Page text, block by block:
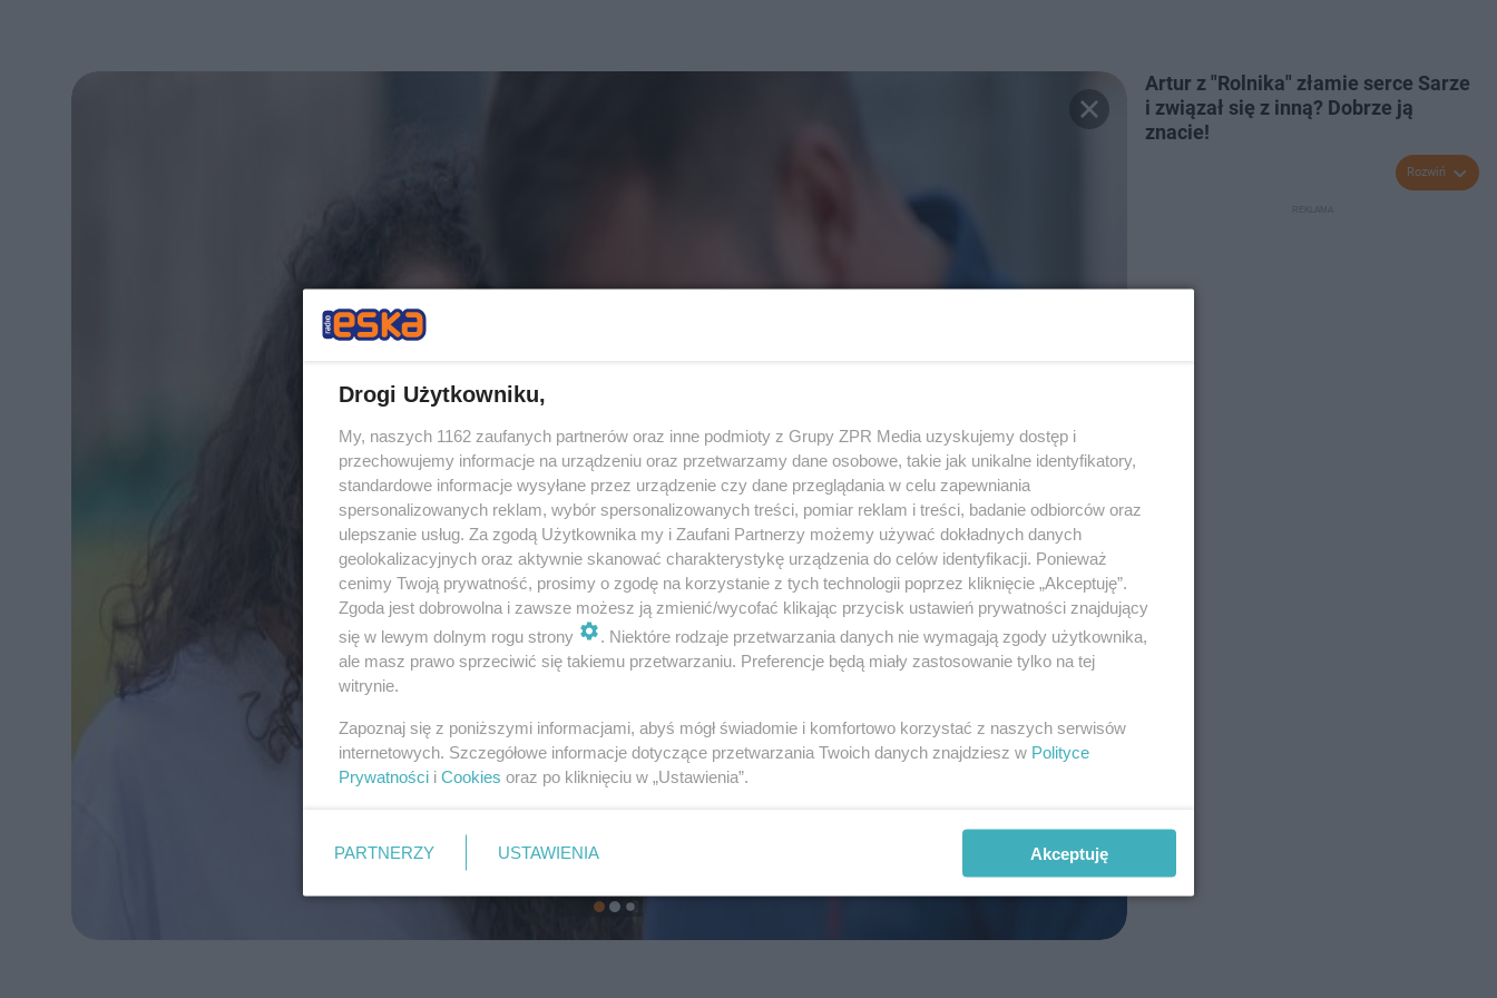
Artur z "Rolnika" złamie serce Sarze
i związał się z inną? Dobrze ją
znacie!
Rozwiń
Drogi Użytkowniku,
My, naszych 1162 zaufanych partnerów oraz inne podmioty z Grupy ZPR Media uzyskujemy dostęp i
przechowujemy informacje na urządzeniu oraz przetwarzamy dane osobowe, takie jak unikalne identyfikatory,
standardowe informacje wysyłane przez urządzenie czy dane przeglądania w celu zapewniania
spersonalizowanych reklam, wybór spersonalizowanych treści, pomiar reklam i treści, badanie odbiorców oraz
ulepszanie usług. Za zgodą Użytkownika my i Zaufani Partnerzy możemy używać dokładnych danych
geolokalizacyjnych oraz aktywnie skanować charakterystykę urządzenia do celów identyfikacji. Ponieważ
cenimy Twoją prywatność, prosimy o zgodę na korzystanie z tych technologii poprzez kliknięcie „Akceptuję”.
Zgoda jest dobrowolna i zawsze możesz ją zmienić/wycofać klikając przycisk ustawień prywatności znajdujący
się w lewym dolnym rogu strony
. Niektóre rodzaje przetwarzania danych nie wymagają zgody użytkownika,
ale masz prawo sprzeciwić się takiemu przetwarzaniu. Preferencje będą miały zastosowanie tylko na tej
witrynie.
Zapoznaj się z poniższymi informacjami, abyś mógł świadomie i komfortowo korzystać z naszych serwisów
internetowych. Szczegółowe informacje dotyczące przetwarzania Twoich danych znajdziesz w Polityce
Prywatności i Cookies oraz po kliknięciu w „Ustawienia”.
PARTNERZY USTAWIENIA Akceptuję